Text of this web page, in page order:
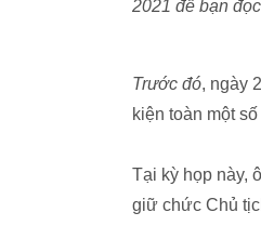
2021 để bạn
Trước đó, ngày
kiện toàn một
Tại kỳ họp này,
giữ chức Chủ